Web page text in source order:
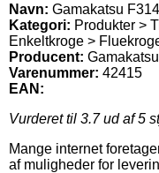
Navn: Gamakatsu F314
Kategori: Produkter >
Enkeltkroge >
Producent: Gamakatsu
Varenummer: 42415
EAN:
Vurderet til 3.7ud af 5
Mange internet
af muligheder for